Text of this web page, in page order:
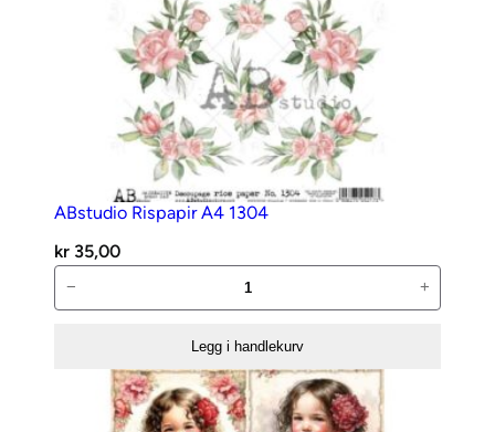
ABstudio Rispapir A4 1304
kr 35,00
Rispapir
− +
Legg i handlekurv